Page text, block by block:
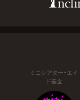
ミニシアター・エイ
ド基金